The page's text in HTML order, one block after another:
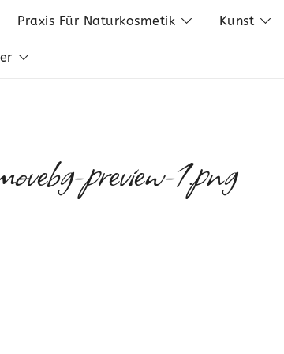
Praxis Für Naturkosmetik Kunst
preview-1.png